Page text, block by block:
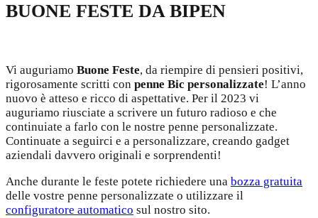
BUONE FESTE DA BIPEN
Vi auguriamo Buone Feste, da riempire di pensieri positivi,
rigorosamente scritti con penne Bic personalizzate! L’anno
nuovo è atteso e ricco di aspettative. Per il 2023 vi
auguriamo riusciate a scrivere un futuro radioso e che
continuiate a farlo con le nostre penne personalizzate.
Continuate a seguirci e a personalizzare, creando gadget
aziendali davvero originali e sorprendenti!
Anche durante le feste potete richiedere una bozza gratuita
delle vostre penne personalizzate o utilizzare il
configuratore automatico sul nostro sito.